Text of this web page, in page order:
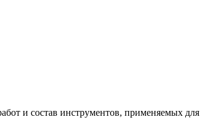
и состав инструментов, применяемых для